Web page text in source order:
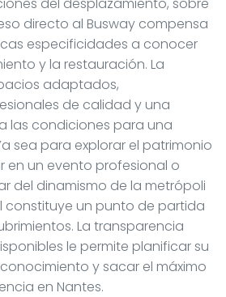
directo al Busway compensa
especificidades a conocer
y la restauración. La
adaptados,
de calidad y una
las condiciones para una
sea para explorar el patrimonio
en un evento profesional o
del dinamismo de la metrópoli
constituye un punto de partida
La transparencia
le permite planificar su
y sacar el máximo
en Nantes.